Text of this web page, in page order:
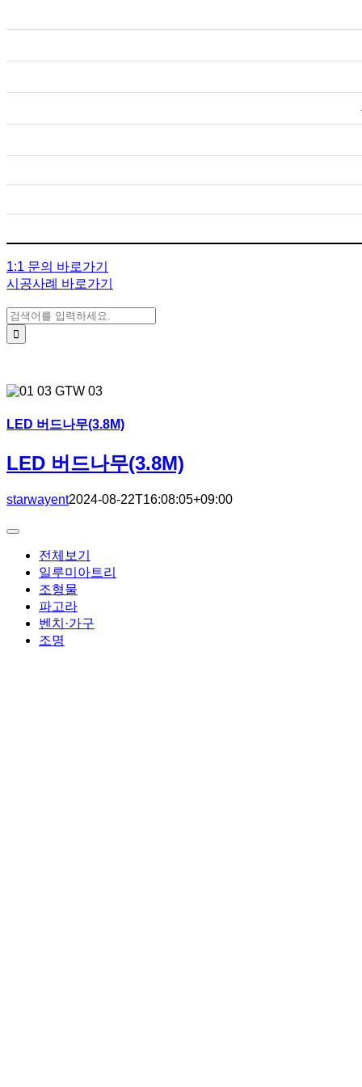
1:1 문의 바로가기
시공사례 바로가기
검색:
LED 버드나무(3.8M)
LED 버드나무(3.8M)
starwayent2024-08-22T16:08:05+09:00
Toggle
Navigation전체보기
일루미아트리
조형물
파고라
벤치·가구
조명